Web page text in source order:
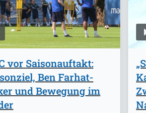
vor Saisonauftakt:
Ben Farhat-
und Bewegung im